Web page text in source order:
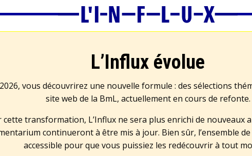
L’Influx évolue
vous découvrirez une nouvelle formule : des sélections
site web de la BmL, actuellement en cours de refonte.
cette transformation, L’Influx ne sera plus enrichi de nouveaux
continueront à être mis à jour. Bien sûr, l’ensemble
accessible pour que vous puissiez les redécouvrir à tout